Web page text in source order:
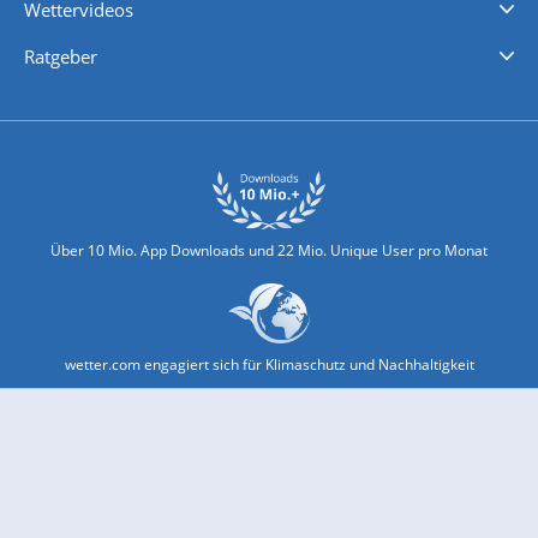
Wettervideos
Ratgeber
Über 10 Mio. App Downloads und 22 Mio. Unique User pro Monat
wetter.com engagiert sich für Klimaschutz und Nachhaltigkeit